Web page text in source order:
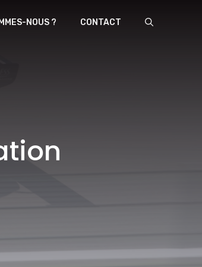
NOUS ? CONTACT